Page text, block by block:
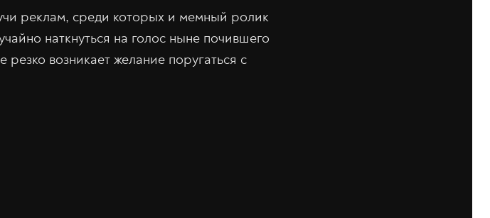
реклам, среди которых и мемный ролик
наткнуться на голос ныне почившего
возникает желание поругаться с